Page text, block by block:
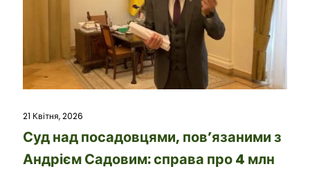
21 Квітня, 2026
Суд над посадовцями, пов’язаними з
Андрієм Садовим: справа про 4 млн